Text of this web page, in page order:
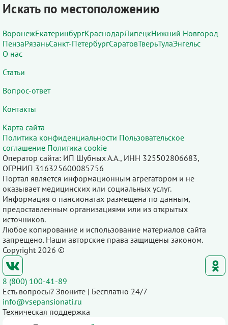
Искать по местоположению
ВоронежЕкатеринбургКраснодарЛипецкНижний Новгород
ПензаРязаньСанкт-ПетербургСаратовТверьТулаЭнгельс
О нас
Статьи
Вопрос-ответ
Контакты
Карта сайта
Политика конфиденциальности Пользовательское
соглашение Политика cookie
Оператор сайта: ИП Шубных А.А., ИНН 325502806683,
ОГРНИП 316325600085756
Портал является информационным агрегатором и не
оказывает медицинских или социальных услуг.
Информация о пансионатах размещена по данным,
предоставленным организациями или из открытых
источников.
Любое копирование и использование материалов сайта
запрещено. Наши авторские права защищены законом.
Copyright 2026 ©
8 (800) 100-41-89
Есть вопросы? Звоните | Бесплатно 24/7
info@vsepansionati.ru
Техническая поддержка